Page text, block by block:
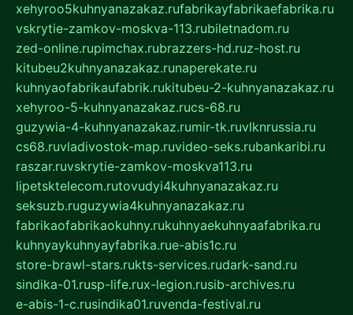
xehyroo5kuhnyanazakaz.rufabrikayfabrikaefabrika.ru
vskrytie-zamkov-moskva-113.rubiletnadom.ru
zed-online.rupimchax.rubrazzers-hd.ruz-host.ru
kitubeu2kuhnyanazakaz.runaperekate.ru
kuhnyaofabrikaufabrik.rukitubeu-2-kuhnyanazakaz.ru
xehyroo-5-kuhnyanazakaz.rucs-68.ru
guzywia-4-kuhnyanazakaz.rumir-tk.ruvlknrussia.ru
cs68.ruvladivostok-map.ruvideo-seks.rubankaribi.ru
raszar.ruvskrytie-zamkov-moskva113.ru
lipetsktelecom.rutovudyi4kuhnyanazakaz.ru
seksuzb.ruguzywia4kuhnyanazakaz.ru
fabrikaofabrikaokuhny.rukuhnyaekuhnyaafabrika.ru
kuhnyaykuhnyayfabrika.rue-abis1c.ru
store-brawl-stars.rukts-services.rudark-sand.ru
sindika-01.rusp-life.rux-legion.rusib-archives.ru
e-abis-1-c.rusindika01.ruvenda-festival.ru